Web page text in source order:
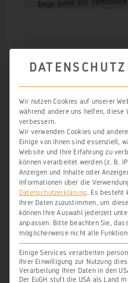
Quelle:
Beiträge zur
essen, Georg Landau,
hte und Landeskunde-
In dem
1750 können wir
kleinen Weinbergs
wenngleich in den
Grundstücken kein
Weingarten zu
davon
Zeitpunkt der
Wir nutzen Cookies auf unserer
während andere uns helfen, diese
verbessern.
Wir verwenden Cookies und
Einige von ihnen sind essenziell,
Website und Ihre Erfahrung zu
können verarbeitet werden (z. B.
Anzeigen und Inhalte oder
Informationen über die
Datenschutzerklärung. Es besteht
Ihrer Daten zuzustimmen, um
können Ihre Auswahl jederzeit
anpassen. Bitte beachten Sie,
möglicherweise nicht alle
Einige Services verarbeiten
Ihrer Einwilligung zur Nutzung
Verarbeitung Ihrer Daten in den
Der EuGH stuft die USA als Land